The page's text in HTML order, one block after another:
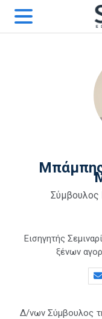
Σύμβουλος
Εισηγητής
ξένων
Δ/νων Σύμβουλος